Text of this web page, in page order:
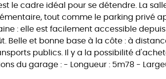
le cadre idéal pour se détendre. La
tout comme le parking privé
: elle est facilement accessible depuis
Belle et bonne base à la côte : à
publics. Il y a la possibilité
du garage : - Longueur : 5m78 -